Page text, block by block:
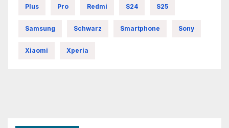
Plus Pro Redmi S24 S25
Samsung Schwarz Smartphone Sony
Xiaomi Xperia